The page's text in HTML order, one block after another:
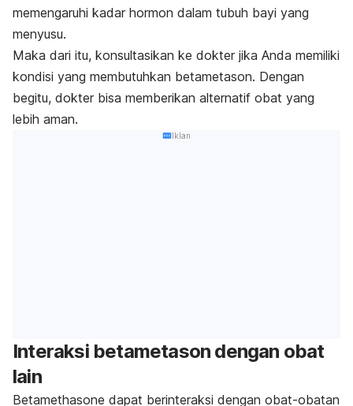
memengaruhi kadar hormon dalam tubuh bayi yang
menyusu.
Maka dari itu, konsultasikan ke dokter jika Anda memiliki
kondisi yang membutuhkan betametason. Dengan
begitu, dokter bisa memberikan alternatif obat yang
lebih aman.
Iklan
Interaksi betametason dengan obat
lain
Betamethasone dapat berinteraksi dengan obat-obatan